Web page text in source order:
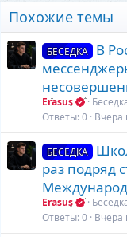
Похожие темы
БЕСЕДКА
В
Erasus
Ответы 0 Вчера
БЕСЕДКА
раз подряд
Erasus
Ответы 0 Вчера